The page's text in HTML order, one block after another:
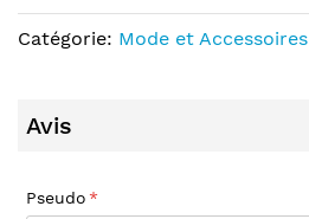
Catégorie: Mode et Accessoires
Avis
Pseudo